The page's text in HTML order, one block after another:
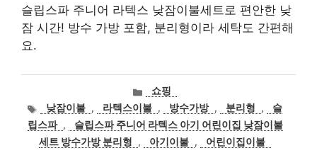
슬립스파 주니어 라텍스 낮잠이불세트로 편안한 낮
잠 시간! 방수 가방 포함, 분리형이라 세탁도 간편해
요.
카
테
고
리
쇼핑
태
그
낮잠이불 , 라텍스이불 , 방수가방 , 분리형 ,
슬
립스파 ,
슬립스파 주니어 라텍스 아기 어린이집 낮잠이불
세트 방수가방 분리형
, 아기이불 , 어린이집이불